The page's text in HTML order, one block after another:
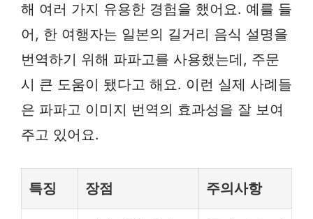
해 여러 가지 유용한 경험을 했어요. 예를 들
어, 한 여행자는 일본의 길거리 음식 설명을
번역하기 위해 파파고를 사용했는데, 주문
시 큰 도움이 됐다고 해요. 이런 실제 사례들
은 파파고 이미지 번역의 효과성을 잘 보여
주고 있어요.
특징 장점 주의사항